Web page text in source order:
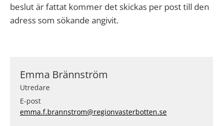
beslut är fattat kommer det skickas per post till den
adress som sökande angivit.
Emma Brännström
Utredare
E-post
emma.f.brannstrom@regionvasterbotten.se